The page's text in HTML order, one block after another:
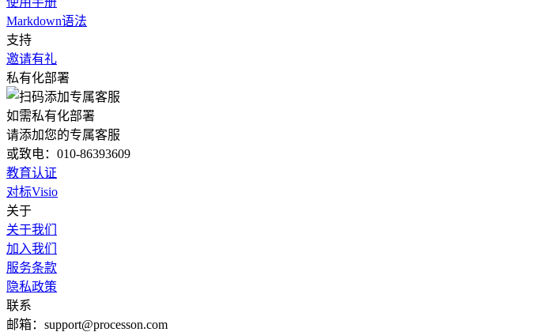
Markdown语法
支持
邀请有礼
私有化部署
如需私有化部署
请添加您的专属客服
或致电：010-86393609
教育认证
对标Visio
关于
关于我们
加入我们
服务条款
隐私政策
联系
邮箱：support@processon.com